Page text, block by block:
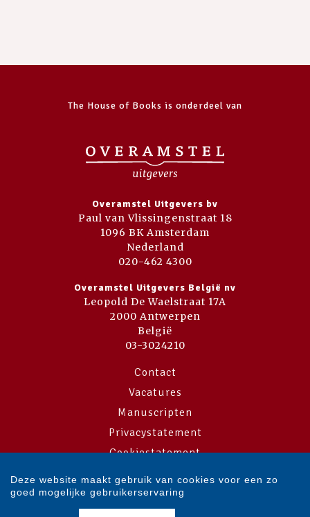
The House of Books is onderdeel van
Overamstel Uitgevers bv
Paul van Vlissingenstraat 18
1096 BK Amsterdam
Nederland
020-462 4300
Overamstel Uitgevers België nv
Leopold De Waelstraat 17A
2000 Antwerpen
België
03-3024210
Contact
Vacatures
Manuscripten
Privacystatement
Cookiestatement
Deze website maakt gebruik van cookies voor een zo
goed mogelijke gebruikerservaring